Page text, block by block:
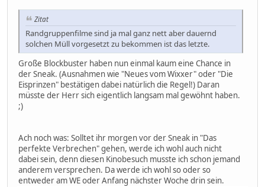
Zitat
Randgruppenfilme sind ja mal ganz nett aber dauernd
solchen Müll vorgesetzt zu bekommen ist das letzte.
Große Blockbuster haben nun einmal kaum eine Chance in
der Sneak. (Ausnahmen wie "Neues vom Wixxer" oder "Die
Eisprinzen" bestätigen dabei natürlich die Regel!) Daran
müsste der Herr sich eigentlich langsam mal gewöhnt haben.
;)
Ach noch was: Solltet ihr morgen vor der Sneak in "Das
perfekte Verbrechen" gehen, werde ich wohl auch nicht
dabei sein, denn diesen Kinobesuch musste ich schon jemand
anderem versprechen. Da werde ich wohl so oder so
entweder am WE oder Anfang nächster Woche drin sein.